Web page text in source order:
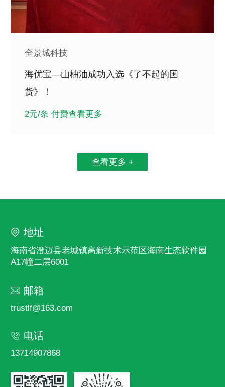
全景城科技
海优宝—山柚油成功入选《了不起的国
货》！
2元/条 付费查看更多
查看更多 +
地址
海南省澄迈县老城镇高新技术示范区海南生态软件园
A17幢二层6001
邮箱
trustlf@163.com
电话
13714907868